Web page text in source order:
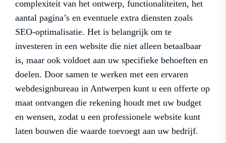
complexiteit van het ontwerp, functionaliteiten, het
aantal pagina’s en eventuele extra diensten zoals
SEO-optimalisatie. Het is belangrijk om te
investeren in een website die niet alleen betaalbaar
is, maar ook voldoet aan uw specifieke behoeften en
doelen. Door samen te werken met een ervaren
webdesignbureau in Antwerpen kunt u een offerte op
maat ontvangen die rekening houdt met uw budget
en wensen, zodat u een professionele website kunt
laten bouwen die waarde toevoegt aan uw bedrijf.